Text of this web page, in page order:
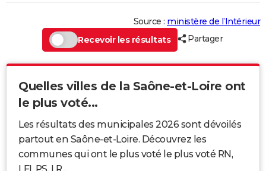
Source : ministère de l’Intérieur
Recevoir les résultats
Partager
Quelles villes de la Saône-et-Loire ont
le plus voté...
Les résultats des municipales 2026 sont dévoilés
partout en Saône-et-Loire. Découvrez les
communes qui ont le plus voté le plus voté RN,